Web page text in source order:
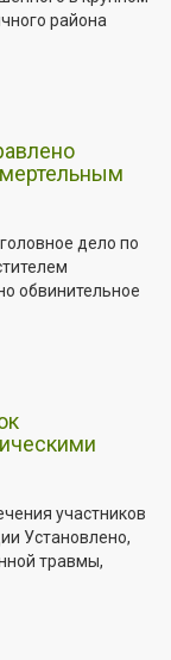
района
дело по
обвинительное
участников
Установлено,
травмы,